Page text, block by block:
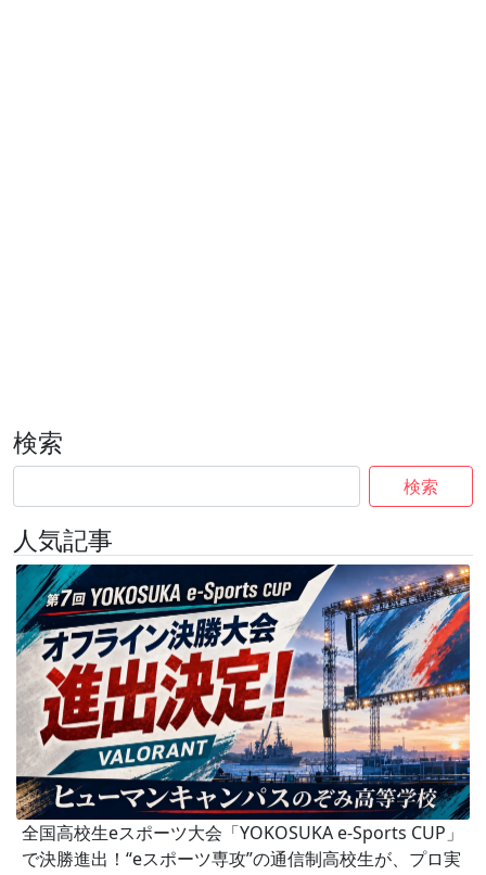
検索
検索
人気記事
全国高校生eスポーツ大会「YOKOSUKA e-Sports CUP」
で決勝進出！“eスポーツ専攻”の通信制高校生が、プロ実